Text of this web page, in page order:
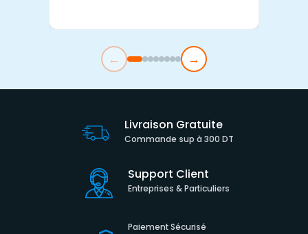
← →
Livraison Gratuite
Commande sup à 300 DT
Support Client
Entreprises & Particuliers
Paiement Sécurisé